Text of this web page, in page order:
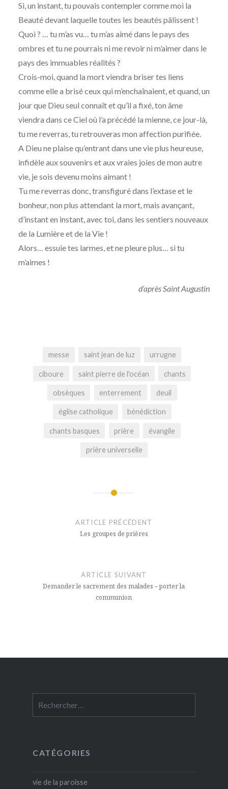
Si, un instant, tu pouvais contempler comme moi la
Beauté devant laquelle toutes les beautés pâlissent !
Quoi ? … tu m’as vu… tu m’as aimé dans le pays des
ombres et tu ne pourrais ni me revoir ni m’aimer dans le
pays des immuables réalités ?
Crois-moi, quand la mort viendra briser tes liens
comme elle a brisé ceux qui m’enchaînaient, et quand, un
jour que Dieu seul connaît et qu’il a fixé, ton âme
viendra dans ce Ciel où l’a précédé la mienne, ce jour-là,
tu me reverras, tu retrouveras mon affection purifiée.
A Dieu ne plaise qu’entrant dans une vie plus heureuse,
infidèle aux souvenirs et aux vraies joies de mon autre
vie, je sois devenu moins aimant !
Tu me reverras donc, transfiguré dans l’extase et le
bonheur, non plus attendant la mort, mais avançant,
d’instant en instant, avec toi, dans les sentiers nouveaux
de la Lumière et de la Vie !
Alors… essuie tes larmes, et ne pleure plus… si tu
m’aimes !
d’après Saint Augustin
messe saint jean de luz urrugne
ciboure saint pierre de l'océan chants
obsèques enterrement deuil
église catholique bénédiction
chants basques prière évangile
prière universelle
ARTICLE PRÉCÉDENT
Les groupes de prières
ARTICLE SUIVANT
Demander le sacrement des malades – porter la
communion
CATÉGORIES
vie de la paroisse